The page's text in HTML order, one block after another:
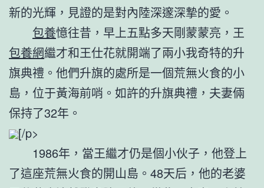
新的光輝，見證的是對內陸深邃深摯的愛。
包養憶往昔，早上五點多天剛蒙蒙亮，王
包養網繼才和王仕花就開端了兩小我奇特的升
旗典禮。他們升旗的處所是一個荒無火食的小
島，位于黃海前哨。如許的升旗典禮，夫妻倆
保持了32年。
[/p>
1986年，當王繼才仍是個小伙子，他登上
了這座荒無火食的開山島。48天后，他的老婆